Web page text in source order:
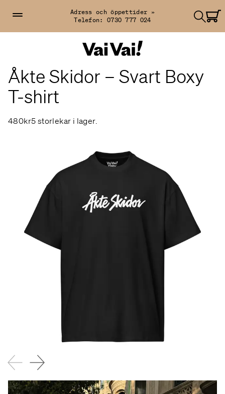
Adress och öppettider »
Telefon: 0730 777 024
Åkte Skidor – Svart Boxy
T-shirt
480kr5 storlekar i lager.